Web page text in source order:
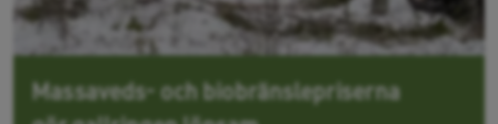
Massaveds- och biobränslepriserna